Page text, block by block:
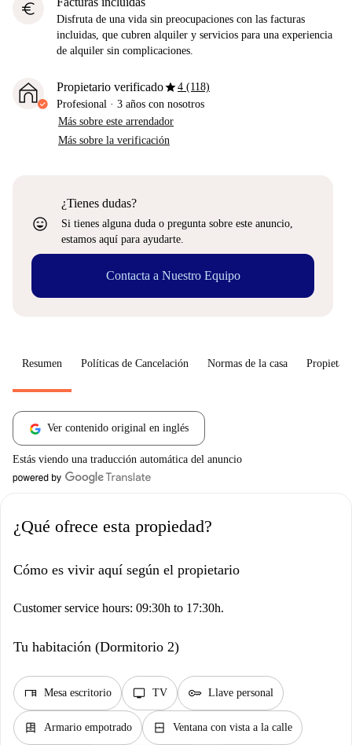
euro
Disfruta de una vida sin preocupaciones con las facturas
incluidas, que cubren alquiler y servicios para una experiencia
de alquiler sin complicaciones.
Propietario verificadostar4 (118)
Profesional · 3 años con nosotros
Más sobre este arrendador
Más sobre la verificación
sentiment_very_satisfied
¿Tienes dudas?
Si tienes alguna duda o pregunta sobre este anuncio,
estamos aquí para ayudarte.
Contacta a Nuestro Equipo
Resumen Políticas de Cancelación Normas de la casa
Ver contenido original en inglés
Estás viendo una traducción automática del anuncio
¿Qué ofrece esta propiedad?
Cómo es vivir aquí según el propietario
Customer service hours: 09:30h to 17:30h.
Tu habitación (Dormitorio 2)
desk Mesa escritorio tv TV key Llave personal
dresser Armario empotrado window_closed Ventana con vista a la calle